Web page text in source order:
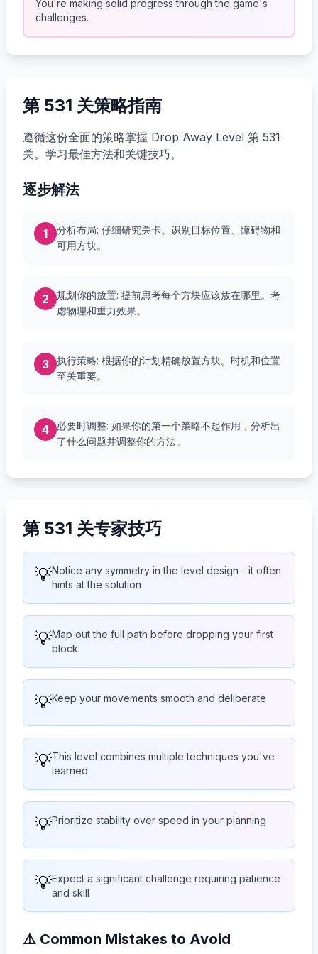
You're making solid progress through the game's
challenges.
第 531 关策略指南
遵循这份全面的策略掌握 Drop Away Level 第 531
关。学习最佳方法和关键技巧。
逐步解法
1
分析布局: 仔细研究关卡。识别目标位置、障碍物和
可用方块。
2
规划你的放置: 提前思考每个方块应该放在哪里。考
虑物理和重力效果。
3
执行策略: 根据你的计划精确放置方块。时机和位置
至关重要。
4
必要时调整: 如果你的第一个策略不起作用，分析出
了什么问题并调整你的方法。
第 531 关专家技巧
💡Notice any symmetry in the level design - it often
hints at the solution
💡Map out the full path before dropping your first
block
💡Keep your movements smooth and deliberate
💡This level combines multiple techniques you've
learned
💡Prioritize stability over speed in your planning
💡Expect a significant challenge requiring patience
and skill
⚠️ Common Mistakes to Avoid